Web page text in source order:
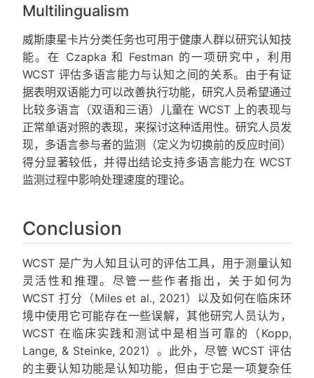
Multilingualism
威斯康星卡片分类任务也可用于健康人群以研究认知技
能。在 Czapka 和 Festman 的一项研究中，利用
WCST 评估多语言能力与认知之间的关系。由于有证
据表明双语能力可以改善执行功能，研究人员希望通过
比较多语言（双语和三语）儿童在 WCST 上的表现与
正常单语对照的表现，来探讨这种适用性。研究人员发
现，多语言参与者的监测（定义为切换前的反应时间）
得分显著较低，并得出结论支持多语言能力在 WCST
监测过程中影响处理速度的理论。
Conclusion
WCST 是广为人知且认可的评估工具，用于测量认知
灵活性和推理。尽管一些作者指出，关于如何为
WCST 打分（Miles et al., 2021）以及如何在临床环
境中使用它可能存在一些误解，其他研究人员认为，
WCST 在临床实践和测试中是相当可靠的（Kopp,
Lange, & Steinke, 2021）。此外，尽管 WCST 评估
的主要认知功能是认知功能，但由于它是一项复杂任